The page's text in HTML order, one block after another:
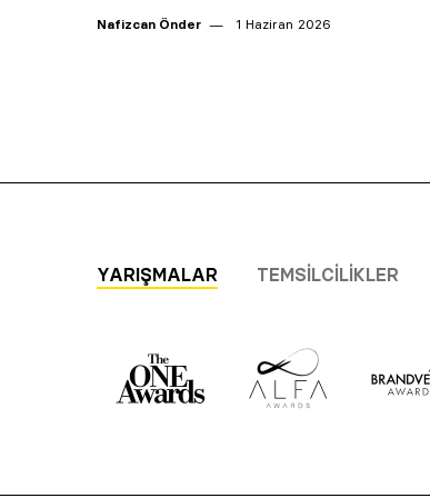
Nafizcan Önder 1 Haziran 2026
YARIŞMALAR TEMSILCILIKLER